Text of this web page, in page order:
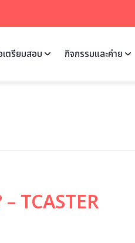
เตรียมสอบ กิจกรรมและค่าย
TCASTER